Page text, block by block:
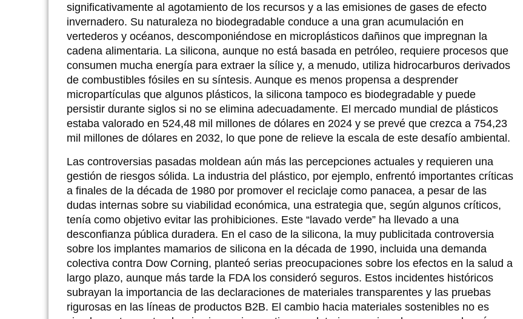
significativamente al agotamiento de los recursos y a las emisiones de gases de efecto
invernadero. Su naturaleza no biodegradable conduce a una gran acumulación en
vertederos y océanos, descomponiéndose en microplásticos dañinos que impregnan la
cadena alimentaria. La silicona, aunque no está basada en petróleo, requiere procesos que
consumen mucha energía para extraer la sílice y, a menudo, utiliza hidrocarburos derivados
de combustibles fósiles en su síntesis. Aunque es menos propensa a desprender
micropartículas que algunos plásticos, la silicona tampoco es biodegradable y puede
persistir durante siglos si no se elimina adecuadamente. El mercado mundial de plásticos
estaba valorado en 524,48 mil millones de dólares en 2024 y se prevé que crezca a 754,23
mil millones de dólares en 2032, lo que pone de relieve la escala de este desafío ambiental.
Las controversias pasadas moldean aún más las percepciones actuales y requieren una
gestión de riesgos sólida. La industria del plástico, por ejemplo, enfrentó importantes críticas
a finales de la década de 1980 por promover el reciclaje como panacea, a pesar de las
dudas internas sobre su viabilidad económica, una estrategia que, según algunos críticos,
tenía como objetivo evitar las prohibiciones. Este “lavado verde” ha llevado a una
desconfianza pública duradera. En el caso de la silicona, la muy publicitada controversia
sobre los implantes mamarios de silicona en la década de 1990, incluida una demanda
colectiva contra Dow Corning, planteó serias preocupaciones sobre los efectos en la salud a
largo plazo, aunque más tarde la FDA los consideró seguros. Estos incidentes históricos
subrayan la importancia de las declaraciones de materiales transparentes y las pruebas
rigurosas en las líneas de productos B2B. El cambio hacia materiales sostenibles no es